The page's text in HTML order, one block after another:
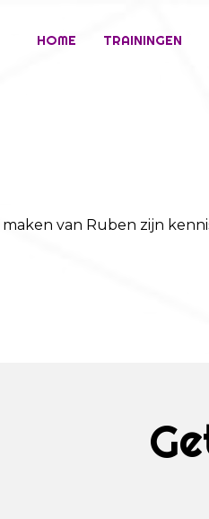
HOME TRAININGEN
van Ruben zijn